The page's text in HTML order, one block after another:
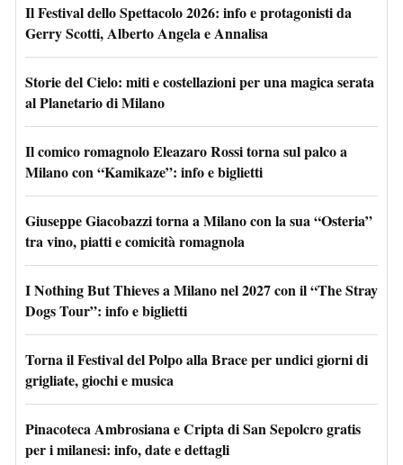
Il Festival dello Spettacolo 2026: info e protagonisti da
Gerry Scotti, Alberto Angela e Annalisa
Storie del Cielo: miti e costellazioni per una magica serata
al Planetario di Milano
Il comico romagnolo Eleazaro Rossi torna sul palco a
Milano con “Kamikaze”: info e biglietti
Giuseppe Giacobazzi torna a Milano con la sua “Osteria”
tra vino, piatti e comicità romagnola
I Nothing But Thieves a Milano nel 2027 con il “The Stray
Dogs Tour”: info e biglietti
Torna il Festival del Polpo alla Brace per undici giorni di
grigliate, giochi e musica
Pinacoteca Ambrosiana e Cripta di San Sepolcro gratis
per i milanesi: info, date e dettagli